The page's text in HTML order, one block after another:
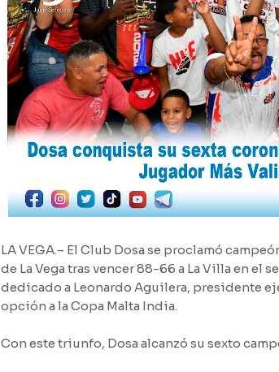
LA VEGA.– El Club Dosa se proclamó
de La Vega tras vencer 88-66 a La Villa en el
dedicado a Leonardo Aguilera, presidente
opción a la Copa Malta India.
Con este triunfo, Dosa alcanzó su sexto